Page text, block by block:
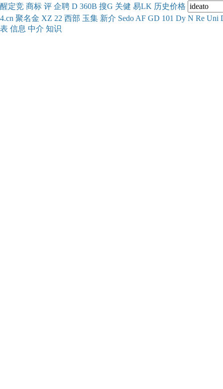
醒定竞 商标 评 企聘 D 360B 搜G 关健 易LK 历史价格
4.cn 聚名金 XZ 22 西部 玉集 新介 Sedo AF GD 101 Dy N Re Uni
表 信息 中介 知识